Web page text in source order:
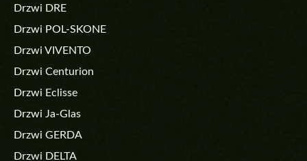
Drzwi DRE
Drzwi POL-SKONE
Drzwi VIVENTO
Drzwi Centurion
Drzwi Eclisse
Drzwi Ja-Glas
Drzwi GERDA
Drzwi DELTA